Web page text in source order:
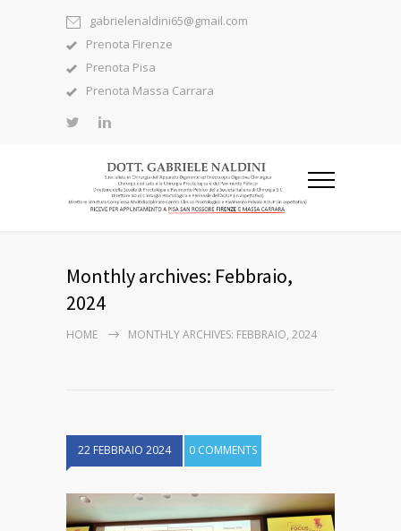
gabrielenaldini65@gmail.com
Prenota Firenze
Prenota Pisa
Prenota Massa Carrara
Monthly archives: Febbraio,
2024
HOME MONTHLY ARCHIVES: FEBBRAIO, 2024
22 FEBBRAIO 2024 0 COMMENTS